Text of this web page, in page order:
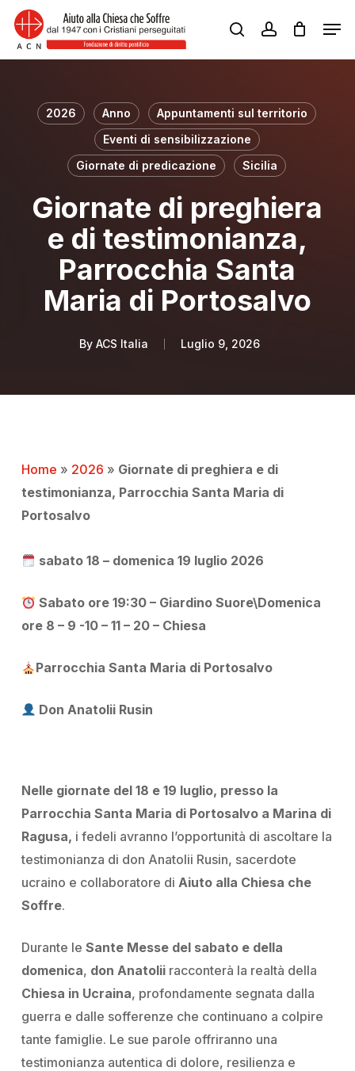
Skip
main
searchaccount
2026 Anno
Appuntamenti sul territorio
Eventi di sensibilizzazione
Giornate di predicazione
Sicilia
Giornate di preghiera
e di testimonianza,
Parrocchia Santa
Maria di Portosalvo
By ACS Italia Luglio 9, 2026
Home » 2026 » Giornate di preghiera e di
testimonianza, Parrocchia Santa Maria di
Portosalvo
sabato 18 – domenica 19 luglio 2026
Sabato ore 19:30 – Giardino Suore\Domenica
ore 8 – 9 -10 – 11 – 20 – Chiesa
Parrocchia Santa Maria di Portosalvo
Don Anatolii Rusin
Nelle giornate del 18 e 19 luglio, presso la
Parrocchia Santa Maria di Portosalvo a Marina di
Ragusa, i fedeli avranno l’opportunità di ascoltare la
testimonianza di don Anatolii Rusin, sacerdote
ucraino e collaboratore di Aiuto alla Chiesa che
Soffre.
Durante le Sante Messe del sabato e della
domenica, don Anatoliiracconterà la realtà della
Chiesa in Ucraina, profondamente segnata dalla
guerra e dalle sofferenze che continuano a colpire
tante famiglie. Le sue parole offriranno una
testimonianza autentica di dolore, resilienza e